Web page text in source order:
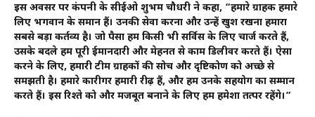
इस अवसर पर कंपनी के सीईओ शुभम चौधरी ने कहा, “हमारे ग्राहक हमारे
लिए भगवान के समान हैं। उनकी सेवा करना और उन्हें खुश रखना हमारा
सबसे बड़ा कर्तव्य है। जो पैसा हम किसी भी सर्विस के लिए चार्ज करते हैं,
उसके बदले हम पूरी ईमानदारी और मेहनत से काम डिलीवर करते हैं। ऐसा
करने के लिए, हमारी टीम ग्राहकों की सोच और दृष्टिकोण को अच्छे से
समझती है। हमारे कारीगर हमारी रीढ़ हैं, और हम उनके सहयोग का सम्मान
करते हैं। इस रिश्ते को और मजबूत बनाने के लिए हम हमेशा तत्पर रहेंगे।”